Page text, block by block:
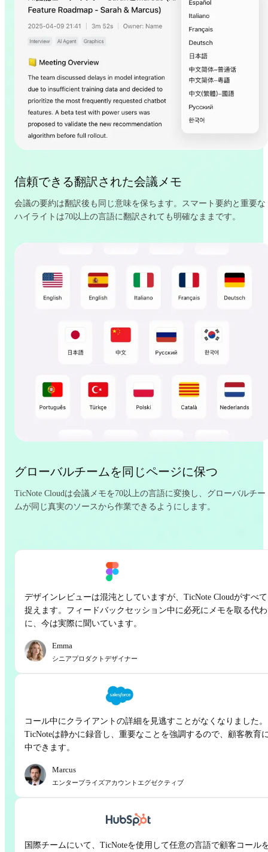
信頼できる翻訳された会議メモ
会議の要約は翻訳後も同じ意味を保ちます。スマート要約と重要な
ハイライトは70以上の言語に翻訳されても明確なままです。
グローバルチームを同じページに保つ
TicNote Cloudは会議メモを70以上の言語に変換し、グローバルチー
ムが同じ真実のソースから作業できるようにします。
デザインレビューは混沌としていますが、TicNote Cloudがすべ
捉えます。フィードバックセッション中に必死にメモを取る代
に、今は実際に聞いています。
Emma
シニアプロダクトデザイナー
コール中にクライアントの詳細を見逃すことがなくなりました。
TicNoteは静かに録音し、重要なことを強調するので、顧客教育
中できます。
Marcus
エンタープライズアカウントエグゼクティブ
国際チームにいて、TicNoteを使用して任意の言語で顧客コール